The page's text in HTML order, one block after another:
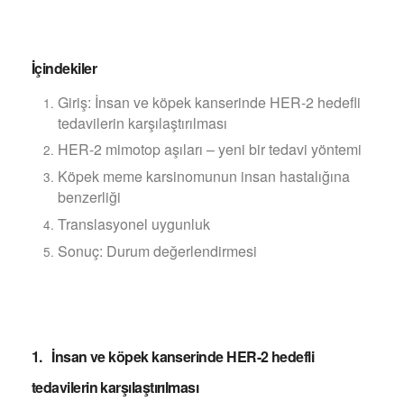
İçindekiler
Giriş: İnsan ve köpek kanserinde HER-2 hedefli
tedavilerin karşılaştırılması
HER-2 mimotop aşıları – yeni bir tedavi yöntemi
Köpek meme karsinomunun insan hastalığına
benzerliği
Translasyonel uygunluk
Sonuç: Durum değerlendirmesi
1. İnsan ve köpek kanserinde HER-2 hedefli
tedavilerin karşılaştırılması